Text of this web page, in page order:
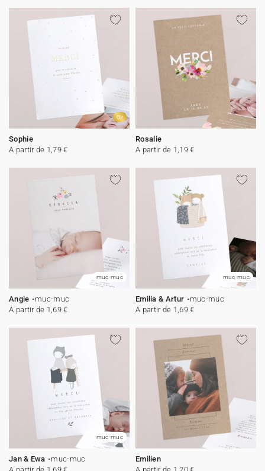
Or
Sophie
A partir de 1,79 €
Rosalie
A partir de 1,19 €
muc-muc
Angie
muc-muc
A partir de 1,69 €
muc-muc
Emilia & Artur
muc-muc
A partir de 1,69 €
muc-muc
Jan & Ewa
muc-muc
Emilien